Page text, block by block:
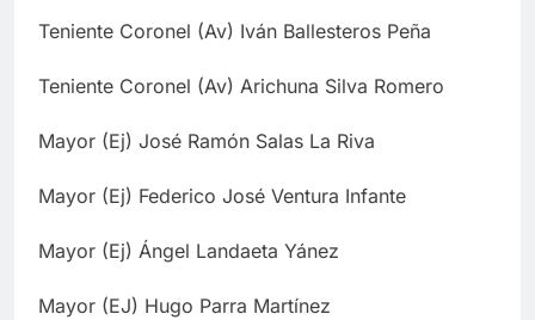
Teniente Coronel (Av) Iván Ballesteros Peña
Teniente Coronel (Av) Arichuna Silva Romero
Mayor (Ej) José Ramón Salas La Riva
Mayor (Ej) Federico José Ventura Infante
Mayor (Ej) Ángel Landaeta Yánez
Mayor (EJ) Hugo Parra Martínez